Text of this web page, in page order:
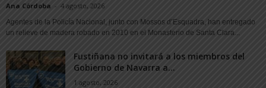
Ana Córdoba - 4 agosto, 2026
Agentes de la Policía Nacional, junto con Mossos d’Esquadra, han entregado
un relieve de madera robado en 2010 en el Monasterio de Santa Clara...
Fustiñana no invitará a los miembros del
Gobierno de Navarra a...
1 agosto, 2026